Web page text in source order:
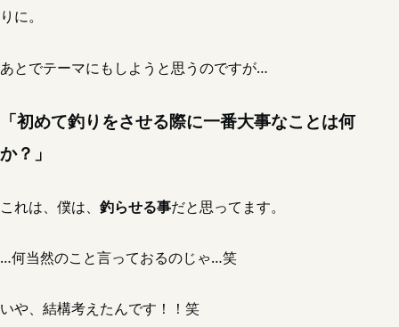
りに。
あとでテーマにもしようと思うのですが…
「初めて釣りをさせる際に一番大事なことは何
か？」
これは、僕は、 釣らせる事だと思ってます。
…何当然のこと言っておるのじゃ…笑
いや、結構考えたんです！！笑